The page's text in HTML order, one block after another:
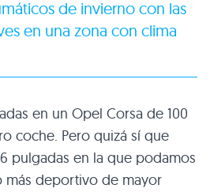
de invierno con las
en una zona con clima
en un Opel Corsa de 100
coche. Pero quizá sí que
pulgadas en la que podamos
más deportivo de mayor